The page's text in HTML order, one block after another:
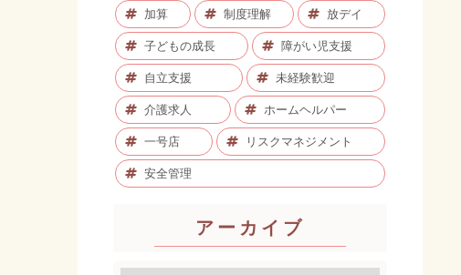
加算 制度理解 放デイ
子どもの成長 障がい児支援
自立支援 未経験歓迎
介護求人 ホームヘルパー
一号店 リスクマネジメント
安全管理
アーカイブ